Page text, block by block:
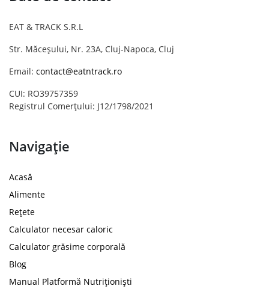
EAT & TRACK S.R.L
Str. Măceșului, Nr. 23A, Cluj-Napoca, Cluj
Email: contact@eatntrack.ro
CUI: RO39757359
Registrul Comerțului: J12/1798/2021
Navigație
Acasă
Alimente
Rețete
Calculator necesar caloric
Calculator grăsime corporală
Blog
Manual Platformă Nutriționiști